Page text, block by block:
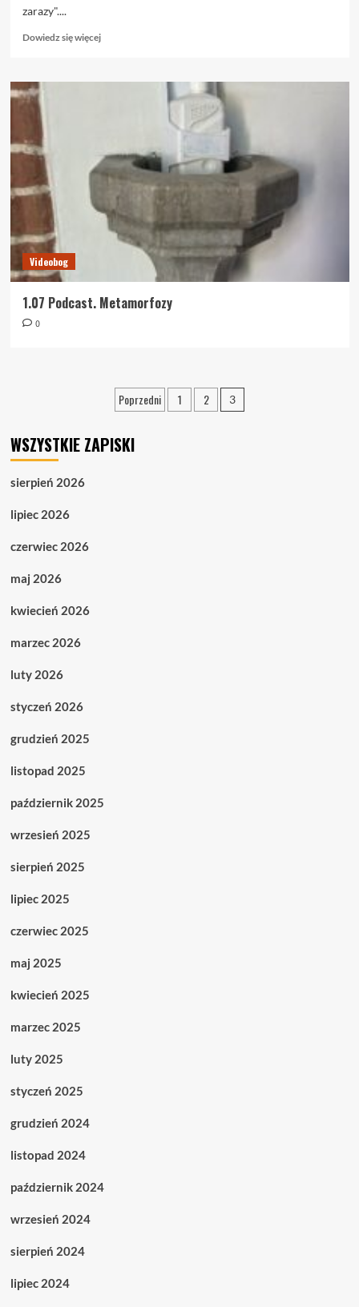
zarazy"....
Dowiedz się więcejDowiedz
o
Videobog
1.07 Podcast. Metamorfozy
0
Stronicowanie
Poprzedni 1 2 3
WSZYSTKIE ZAPISKI
sierpień 2026
lipiec 2026
czerwiec 2026
maj 2026
kwiecień 2026
marzec 2026
luty 2026
styczeń 2026
grudzień 2025
listopad 2025
październik 2025
wrzesień 2025
sierpień 2025
lipiec 2025
czerwiec 2025
maj 2025
kwiecień 2025
marzec 2025
luty 2025
styczeń 2025
grudzień 2024
listopad 2024
październik 2024
wrzesień 2024
sierpień 2024
lipiec 2024